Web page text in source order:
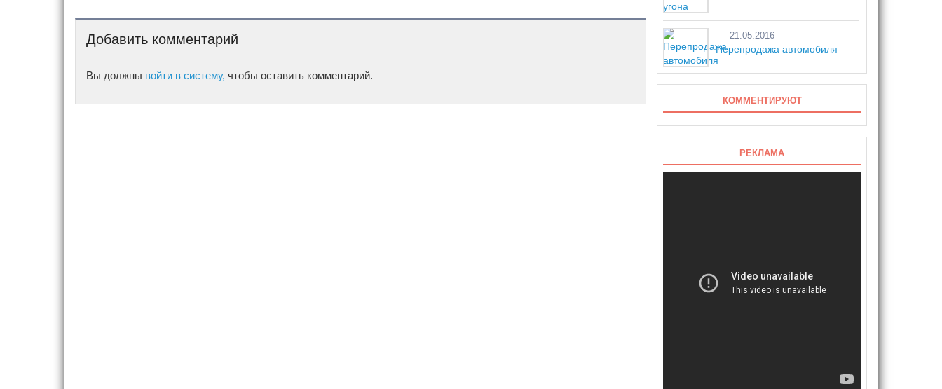
Добавить комментарий
Вы должны войти в систему, чтобы оставить комментарий.
21.05.2016
Перепродажа автомобиля
КОММЕНТИРУЮТ
РЕКЛАМА